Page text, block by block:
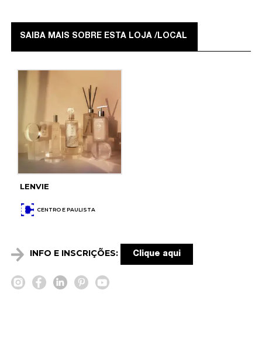
SAIBA MAIS SOBRE ESTA LOJA /LOCAL
LENVIE
CENTRO E PAULISTA
INFO E INSCRIÇÕES: Clique aqui